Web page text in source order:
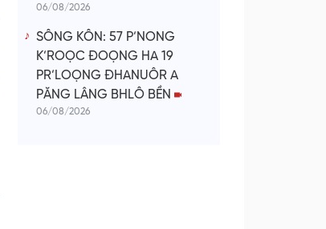
06/08/2026
SÔNG KÔN: 57 P’NONG
K’ROỌC ĐOỌNG HA 19
PR’LOỌNG ĐHANUÔR A
PĂNG LÂNG BHLÔ BỀN
06/08/2026